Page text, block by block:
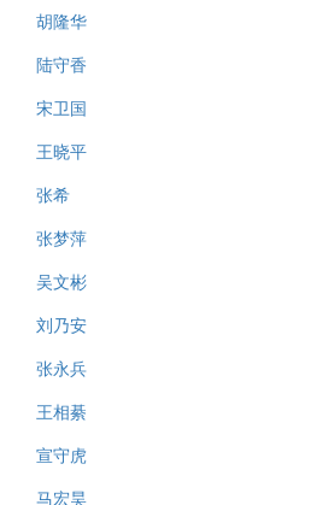
胡隆华
陆守香
宋卫国
王晓平
张希
张梦萍
吴文彬
刘乃安
张永兵
王相綦
宣守虎
马宏昊